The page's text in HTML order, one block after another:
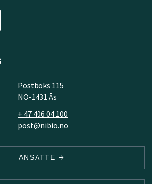
Postboks 115
NO-1431 Ås
+ 47 406 04 100
post@nibio.no
ANSATTE